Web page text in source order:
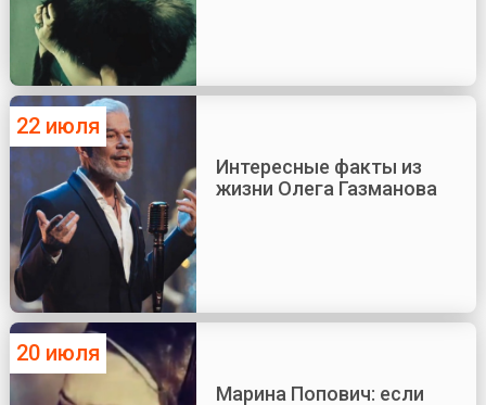
22 июля
Интересные факты из
жизни Олега Газманова
20 июля
Марина Попович: если